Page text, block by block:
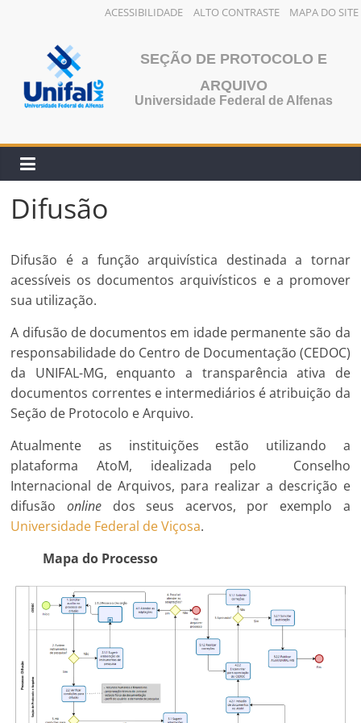
ACESSIBILIDADE ALTO CONTRASTE MAPA DO SITE
conteúdo
SEÇÃO DE PROTOCOLO E
ARQUIVO
Universidade Federal de Alfenas
Difusão
Difusão é a função arquivística destinada a tornar
acessíveis os documentos arquivísticos e a promover
sua utilização.
A difusão de documentos em idade permanente são da
responsabilidade do Centro de Documentação (CEDOC)
da UNIFAL-MG, enquanto a transparência ativa de
documentos correntes e intermediários é atribuição da
Seção de Protocolo e Arquivo.
Atualmente as instituições estão utilizando a
plataforma AtoM, idealizada pelo Conselho
Internacional de Arquivos, para realizar a descrição e
difusãoonline dos seus acervos, por exemplo a
Universidade Federal de Viçosa.
Mapa do Processo